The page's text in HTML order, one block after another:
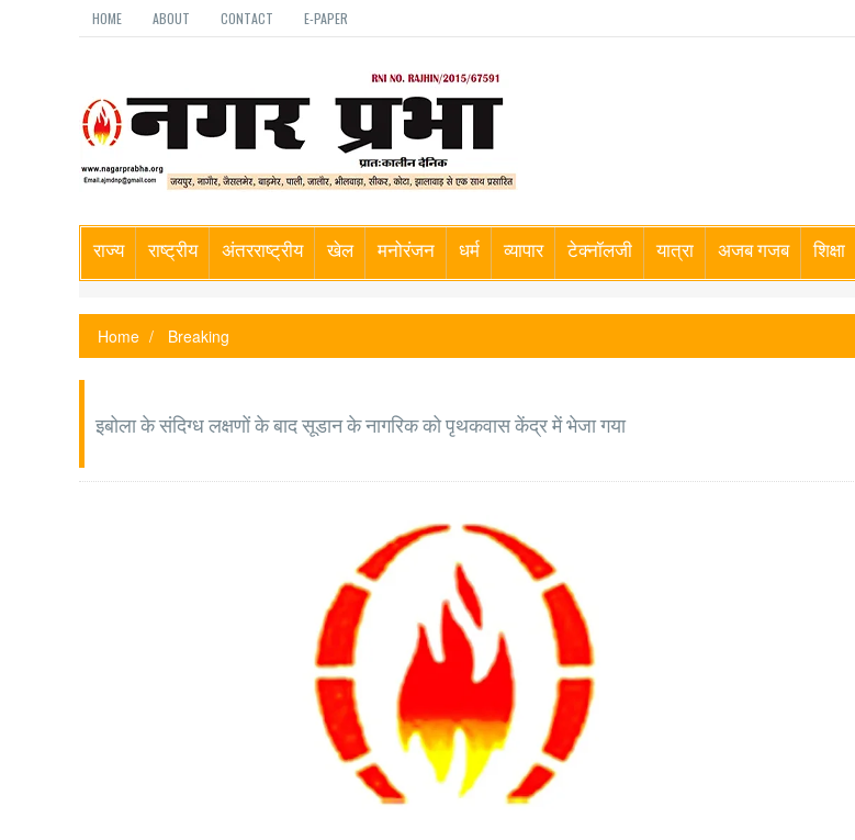
HOME ABOUT CONTACT E-PAPER
राज्य राष्ट्रीय अंतरराष्ट्रीय खेल मनोरंजन धर्म व्यापार टेक्नॉलजी यात्रा अजब गजब शिक्षा
Home Breaking
इबोला के संदिग्ध लक्षणों के बाद सूडान के नागरिक को पृथकवास केंद्र में भेजा गया